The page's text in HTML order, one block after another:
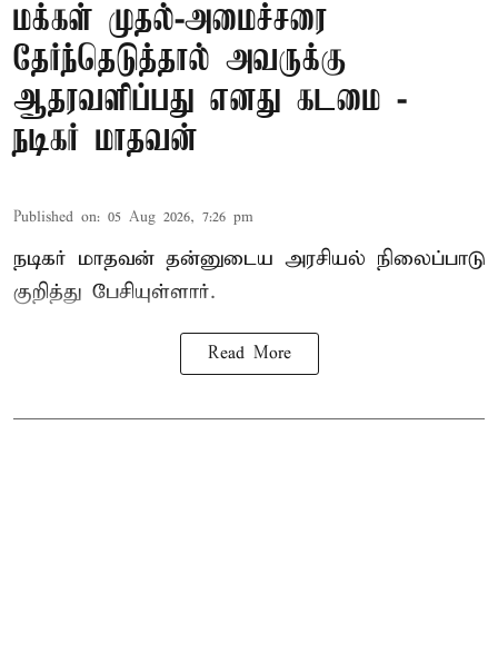
மக்கள் முதல்-அமைச்சரை
தேர்ந்தெடுத்தால் அவருக்கு
ஆதரவளிப்பது எனது கடமை -
நடிகர் மாதவன்
Published on: 05 Aug 2026, 7:26 pm
நடிகர் மாதவன் தன்னுடைய அரசியல் நிலைப்பாடு
குறித்து பேசியுள்ளார்.
Read More